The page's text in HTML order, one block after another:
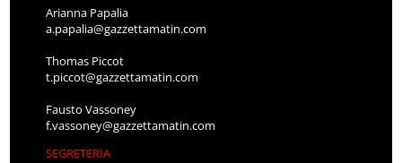
Arianna Papalia
a.papalia@gazzettamatin.com
Thomas Piccot
t.piccot@gazzettamatin.com
Fausto Vassoney
f.vassoney@gazzettamatin.com
SEGRETERIA